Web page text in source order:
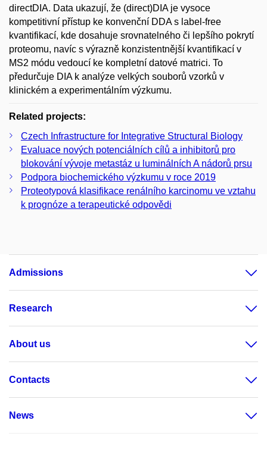
directDIA. Data ukazují, že (direct)DIA je vysoce
kompetitivní přístup ke konvenční DDA s label-free
kvantifikací, kde dosahuje srovnatelného či lepšího pokrytí
proteomu, navíc s výrazně konzistentnější kvantifikací v
MS2 módu vedoucí ke kompletní datové matrici. To
předurčuje DIA k analýze velkých souborů vzorků v
klinickém a experimentálním výzkumu.
Related projects:
Czech Infrastructure for Integrative Structural Biology
Evaluace nových potenciálních cílů a inhibitorů pro
blokování vývoje metastáz u luminálních A nádorů prsu
Podpora biochemického výzkumu v roce 2019
Proteotypová klasifikace renálního karcinomu ve vztahu
k prognóze a terapeutické odpovědi
Admissions
Research
About us
Contacts
News